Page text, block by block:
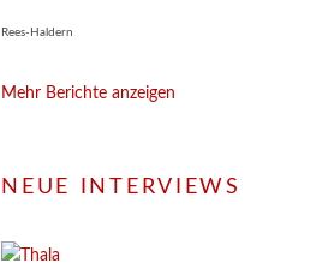
Rees-Haldern
Mehr Berichte anzeigen
NEUE INTERVIEWS